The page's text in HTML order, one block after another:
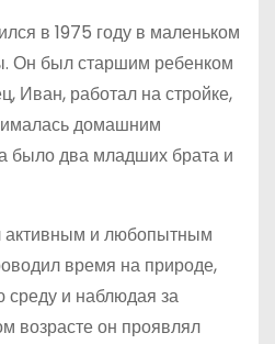
в 1975 году в маленьком
Он был старшим ребенком
Иван, работал на стройке,
домашним
было два младших брата и
активным и любопытным
время на природе,
и наблюдая за
возрасте он проявлял